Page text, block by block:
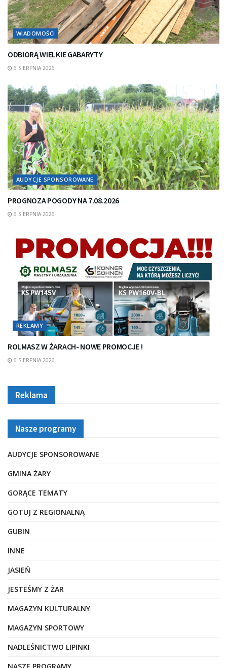
WIADOMOŚCI
ODBIORĄ WIELKIE GABARYTY
6 SIERPNIA 2026
AUDYCJE SPONSOROWANE
PROGNOZA POGODY NA 7.08.2026
6 SIERPNIA 2026
REKLAMY
ROLMASZ W ŻARACH- NOWE PROMOCJE !
6 SIERPNIA 2026
Reklama
Nasze programy
AUDYCJE SPONSOROWANE
GMINA ŻARY
GORĄCE TEMATY
GOTUJ Z REGIONALNĄ
GUBIN
INNE
JASIEŃ
JESTEŚMY Z ŻAR
MAGAZYN KULTURALNY
MAGAZYN SPORTOWY
NADLEŚNICTWO LIPINKI